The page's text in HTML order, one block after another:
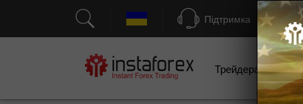
Підтримка
Трейдерам